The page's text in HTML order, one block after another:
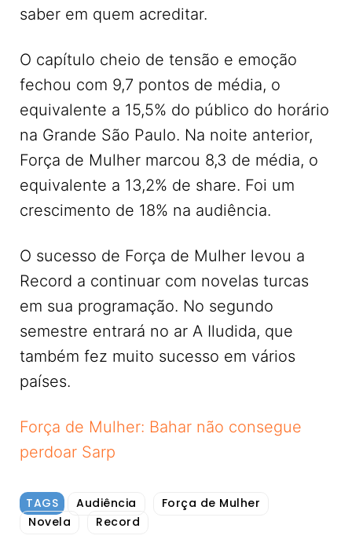
saber em quem acreditar.
O capítulo cheio de tensão e emoção
fechou com 9,7 pontos de média, o
equivalente a 15,5% do público do horário
na Grande São Paulo. Na noite anterior,
Força de Mulher marcou 8,3 de média, o
equivalente a 13,2% de share. Foi um
crescimento de 18% na audiência.
O sucesso de Força de Mulher levou a
Record a continuar com novelas turcas
em sua programação. No segundo
semestre entrará no ar A Iludida, que
também fez muito sucesso em vários
países.
Força de Mulher: Bahar não consegue
perdoar Sarp
TAGS Audiência
Força de Mulher
Novela
Record